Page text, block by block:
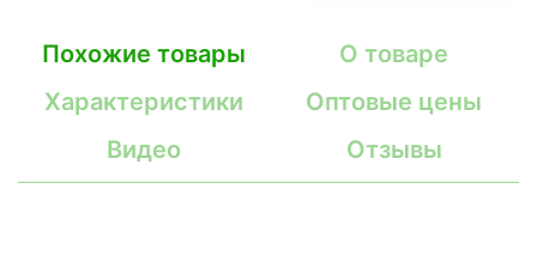
Похожие товары
О товаре
Характеристики
Оптовые цены
Видео
Отзывы